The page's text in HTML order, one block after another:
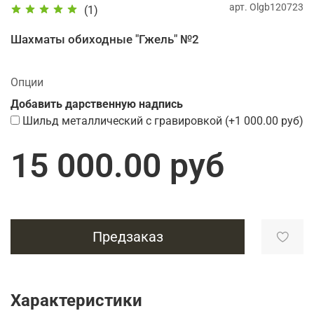
(1) арт. Olgb120723
Шахматы обиходные "Гжель" №2
Опции
Добавить дарственную надпись
Шильд металлический с гравировкой (+1 000.00 руб)
15 000.00 руб
Предзаказ
Характеристики